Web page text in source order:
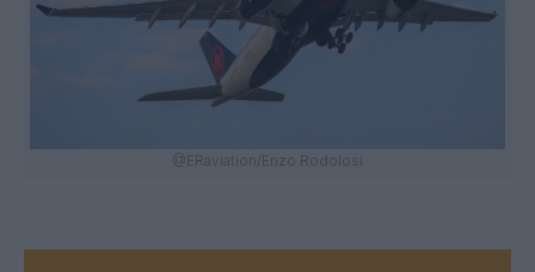
@ERaviation/Enzo Rodolosi